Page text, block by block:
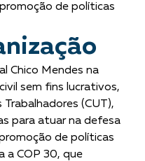
de políticas
Chico Mendes na
sem fins lucrativos,
(CUT),
para atuar na defesa
de políticas
a COP 30, que